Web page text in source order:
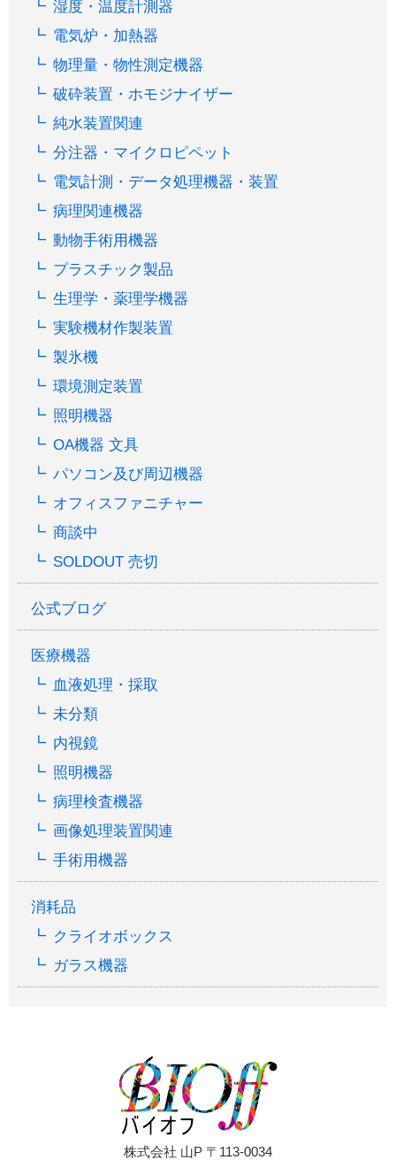
湿度・温度計測器
電気炉・加熱器
物理量・物性測定機器
破砕装置・ホモジナイザー
純水装置関連
分注器・マイクロピペット
電気計測・データ処理機器・装置
病理関連機器
動物手術用機器
プラスチック製品
生理学・薬理学機器
実験機材作製装置
製氷機
環境測定装置
照明機器
OA機器 文具
パソコン及び周辺機器
オフィスファニチャー
商談中
SOLDOUT 売切
公式ブログ
医療機器
血液処理・採取
未分類
内視鏡
照明機器
病理検査機器
画像処理装置関連
手術用機器
消耗品
クライオボックス
ガラス機器
株式会社 山P 〒113-0034